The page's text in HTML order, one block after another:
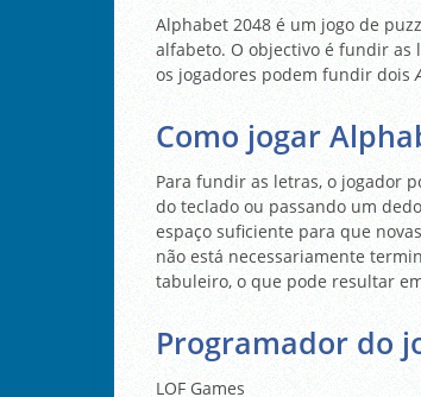
Alphabet 2048 é um jogo de
alfabeto. O objectivo é fundir as
os jogadores podem fundir dois
Como jogar
Para fundir as letras, o jogador
do teclado ou passando um
espaço suficiente para que
não está necessariamente
tabuleiro, o que pode resultar
Programador do
LOF Games